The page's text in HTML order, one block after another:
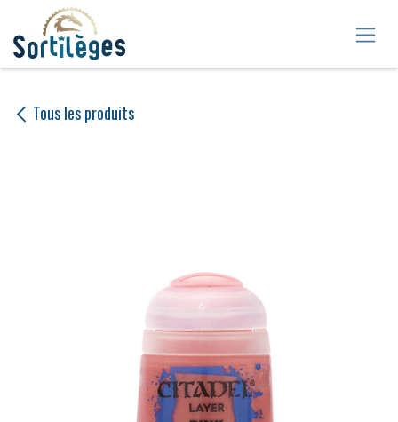
Se rendre au contenu
Tous les produits